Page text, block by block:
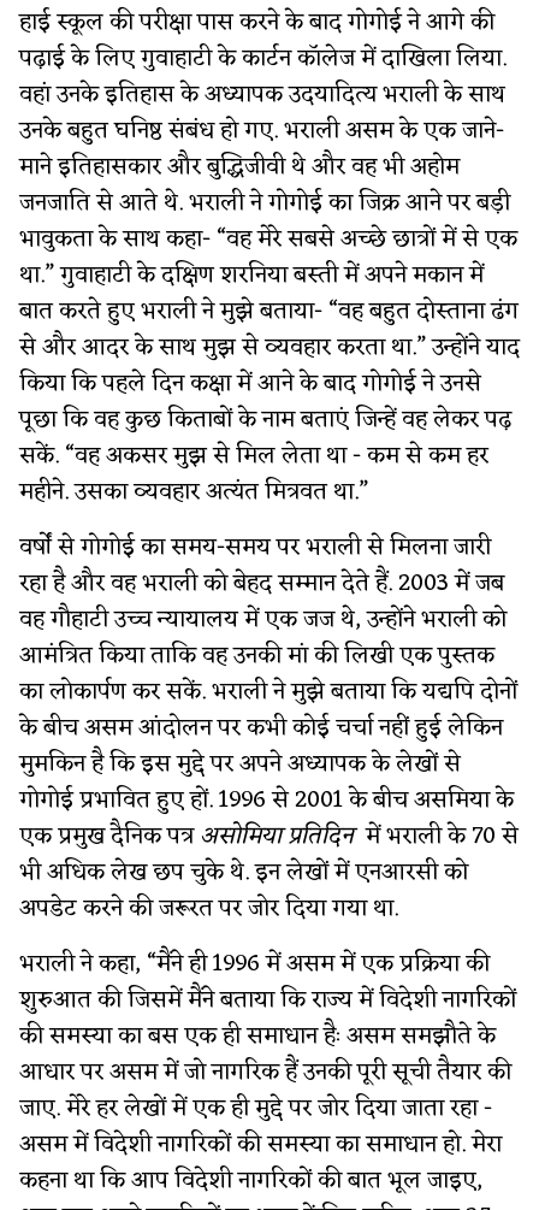
हाई स्कूल की परीक्षा पास करने के बाद गोगोई ने आगे की
पढ़ाई के लिए गुवाहाटी के कार्टन कॉलेज में दाखिला लिया.
वहां उनके इतिहास के अध्यापक उदयादित्य भराली के साथ
उनके बहुत घनिष्ठ संबंध हो गए. भराली असम के एक जाने-
माने इतिहासकार और बुद्धिजीवी थे और वह भी अहोम
जनजाति से आते थे. भराली ने गोगोई का जिक्र आने पर बड़ी
भावुकता के साथ कहा- “वह मेरे सबसे अच्छे छात्रों में से एक
था.” गुवाहाटी के दक्षिण शरनिया बस्ती में अपने मकान में
बात करते हुए भराली ने मुझे बताया- “वह बहुत दोस्ताना ढंग
से और आदर के साथ मुझ से व्यवहार करता था.” उन्होंने याद
किया कि पहले दिन कक्षा में आने के बाद गोगोई ने उनसे
पूछा कि वह कुछ किताबों के नाम बताएं जिन्हें वह लेकर पढ़
सकें. “वह अकसर मुझ से मिल लेता था - कम से कम हर
महीने. उसका व्यवहार अत्यंत मित्रवत था.”
वर्षों से गोगोई का समय-समय पर भराली से मिलना जारी
रहा है और वह भराली को बेहद सम्मान देते हैं. 2003 में जब
वह गौहाटी उच्च न्यायालय में एक जज थे, उन्होंने भराली को
आमंत्रित किया ताकि वह उनकी मां की लिखी एक पुस्तक
का लोकार्पण कर सकें. भराली ने मुझे बताया कि यद्यपि दोनों
के बीच असम आंदोलन पर कभी कोई चर्चा नहीं हुई लेकिन
मुमकिन है कि इस मुद्दे पर अपने अध्यापक के लेखों से
गोगोई प्रभावित हुए हों. 1996 से 2001 के बीच असमिया के
एक प्रमुख दैनिक पत्रअसोमिया प्रतिदिनमें भराली के 70 से
भी अधिक लेख छप चुके थे. इन लेखों में एनआरसी को
अपडेट करने की जरूरत पर जोर दिया गया था.
भराली ने कहा, “मैंने ही 1996 में असम में एक प्रक्रिया की
शुरुआत की जिसमें मैंने बताया कि राज्य में विदेशी नागरिकों
की समस्या का बस एक ही समाधान हैः असम समझौते के
आधार पर असम में जो नागरिक हैं उनकी पूरी सूची तैयार की
जाए. मेरे हर लेखों में एक ही मुद्दे पर जोर दिया जाता रहा -
असम में विदेशी नागरिकों की समस्या का समाधान हो. मेरा
कहना था कि आप विदेशी नागरिकों की बात भूल जाइए,